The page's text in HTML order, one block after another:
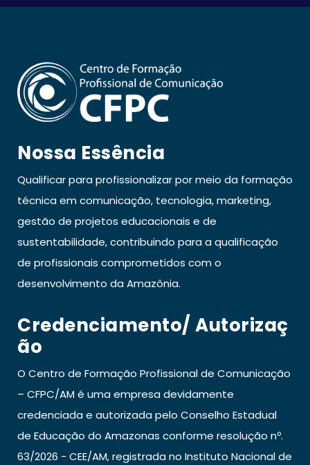
Nossa Essência
Qualificar para profissionalizar por meio da formação
técnica em comunicação, tecnologia, marketing,
gestão de projetos educacionais e de
sustentabilidade, contribuindo para a qualificação
de profissionais comprometidos com o
desenvolvimento da Amazônia.
Credenciamento/ Autorizaç
Ão
O Centro de Formação Profissional de Comunicação
– CFPC/AM é uma empresa devidamente
credenciada e autorizada pelo Conselho Estadual
de Educação do Amazonas conforme resolução nº.
63/2026 - CEE/AM, registrada no Instituto Nacional de